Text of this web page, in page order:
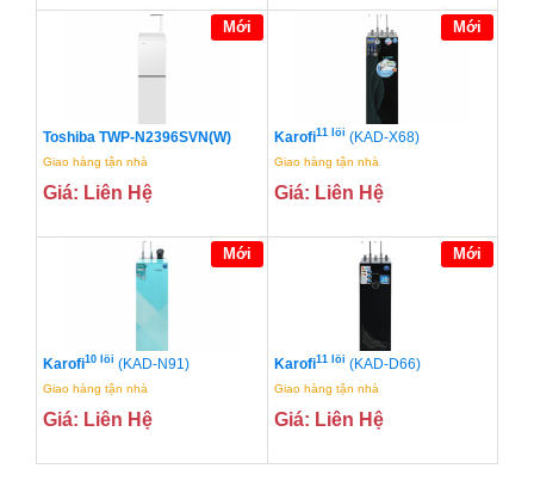
Mới
Toshiba TWP-N2396SVN(W)
Giao hàng tận nhà
Giá: Liên Hệ
Mới
Karofi11 lõi (KAD-X68)
Giao hàng tận nhà
Giá: Liên Hệ
Mới
Karofi10 lõi (KAD-N91)
Giao hàng tận nhà
Giá: Liên Hệ
Mới
Karofi11 lõi (KAD-D66)
Giao hàng tận nhà
Giá: Liên Hệ